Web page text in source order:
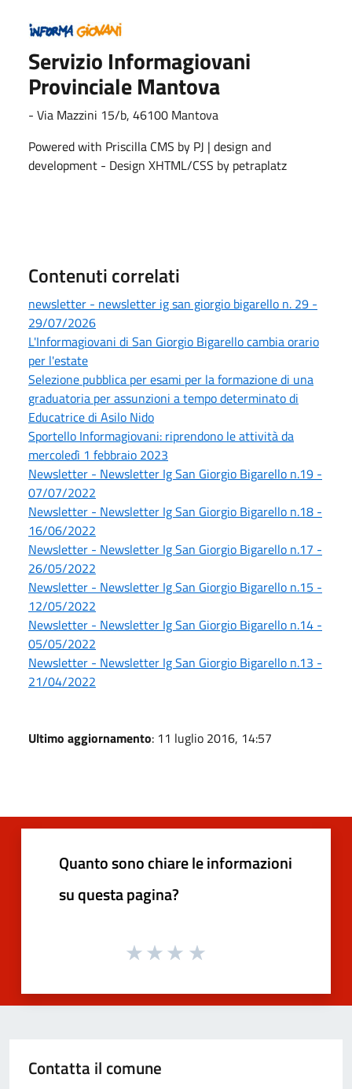
Servizio Informagiovani
Provinciale Mantova
- Via Mazzini 15/b, 46100 Mantova
Powered with Priscilla CMS by PJ | design and
development - Design XHTML/CSS by petraplatz
Contenuti correlati
newsletter - newsletter ig san giorgio bigarello n. 29 -
29/07/2026
L'Informagiovani di San Giorgio Bigarello cambia orario
per l'estate
Selezione pubblica per esami per la formazione di una
graduatoria per assunzioni a tempo determinato di
Educatrice di Asilo Nido
Sportello Informagiovani: riprendono le attività da
mercoledì 1 febbraio 2023
Newsletter - Newsletter Ig San Giorgio Bigarello n.19 -
07/07/2022
Newsletter - Newsletter Ig San Giorgio Bigarello n.18 -
16/06/2022
Newsletter - Newsletter Ig San Giorgio Bigarello n.17 -
26/05/2022
Newsletter - Newsletter Ig San Giorgio Bigarello n.15 -
12/05/2022
Newsletter - Newsletter Ig San Giorgio Bigarello n.14 -
05/05/2022
Newsletter - Newsletter Ig San Giorgio Bigarello n.13 -
21/04/2022
Ultimo aggiornamento: 11 luglio 2016, 14:57
Quanto sono chiare le informazioni
su questa pagina?
Contatta il comune